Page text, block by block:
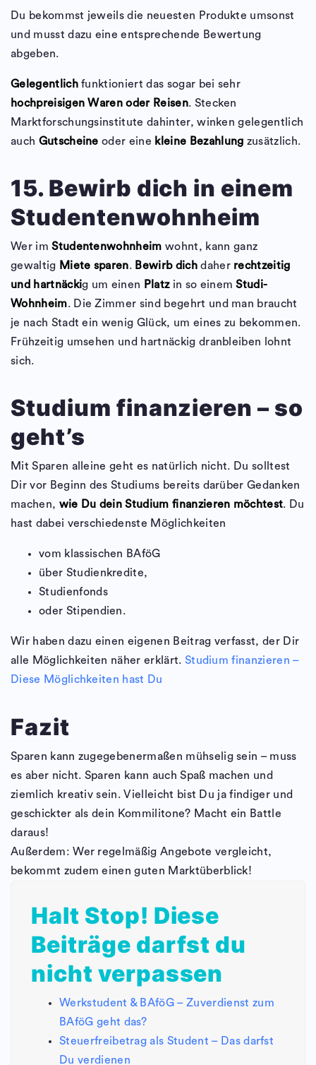
Du bekommst jeweils die neuesten Produkte umsonst
und musst dazu eine entsprechende Bewertung
abgeben.
Gelegentlichfunktioniert das sogar bei sehr
hochpreisigen Waren oder Reisen. Stecken
Marktforschungsinstitute dahinter, winken gelegentlich
auch Gutscheine oder eine kleine Bezahlung zusätzlich.
15. Bewirb dich in einem
Studentenwohnheim
Wer imStudentenwohnheim wohnt, kann ganz
gewaltig Miete sparen. Bewirb dichdaher rechtzeitig
und hartnäckig um einen Platzin so einemStudi-
Wohnheim. Die Zimmer sind begehrt und man braucht
je nach Stadt ein wenig Glück, um eines zu bekommen.
Frühzeitig umsehen und hartnäckig dranbleiben lohnt
sich.
Studium finanzieren – so
geht’s
Mit Sparen alleine geht es natürlich nicht. Du solltest
Dir vor Beginn des Studiums bereits darüber Gedanken
machen, wie Du dein Studium finanzieren möchtest. Du
hast dabei verschiedenste Möglichkeiten
vom klassischen BAföG
über Studienkredite,
Studienfonds
oder Stipendien.
Wir haben dazu einen eigenen Beitrag verfasst, der Dir
alle Möglichkeiten näher erklärt. Studium finanzieren –
Diese Möglichkeiten hast Du
Fazit
Sparen kann zugegebenermaßen mühselig sein – muss
es aber nicht. Sparen kann auch Spaß machen und
ziemlich kreativ sein. Vielleicht bist Du ja findiger und
geschickter als dein Kommilitone? Macht ein Battle
daraus!
Außerdem: Wer regelmäßig Angebote vergleicht,
bekommt zudem einen guten Marktüberblick!
Halt Stop! Diese
Beiträge darfst du
nicht verpassen
Werkstudent & BAföG – Zuverdienst zum
BAföG geht das?
Steuerfreibetrag als Student – Das darfst
Du verdienen